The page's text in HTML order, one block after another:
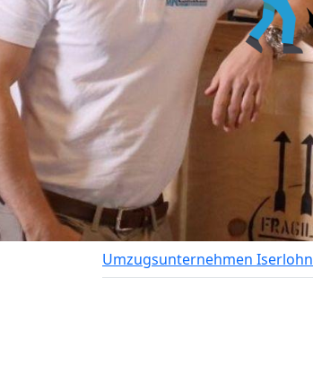
Umzugsunternehmen Iserlohn